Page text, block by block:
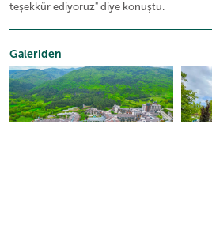
Galeriden
teşekkür ediyoruz" diye konuştu.